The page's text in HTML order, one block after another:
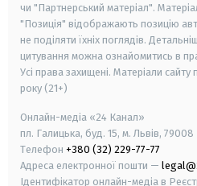
чи "Партнерський матеріал".
"Позиція" відображають позицію
не поділяти їхніх поглядів.
цитування можна ознайомитись в
Усі права захищені. Матеріали сайту
року (21+)
Онлайн-медіа «24 Канал»
пл. Галицька, буд. 15, м. Львів, 79008
Телефон +380 (32) 229-77-77
Адреса електронної пошти —
Ідентифікатор онлайн-медіа в